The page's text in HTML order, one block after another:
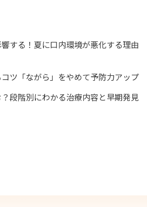
する！夏に口内環境が悪化する理由
ツ「ながら」をやめて予防力アップ
段階別にわかる治療内容と早期発見